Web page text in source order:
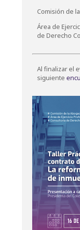
Comisión de
Área de
de Derecho
Al finalizar el
siguiente